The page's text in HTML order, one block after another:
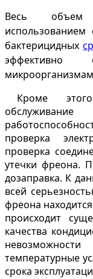
Весь объем
бактерицидных
эффективно
Кроме
проверка
проверка
утечки фреона.
дозаправка. К
всей
фреона
происходит
качества
температурные
срока